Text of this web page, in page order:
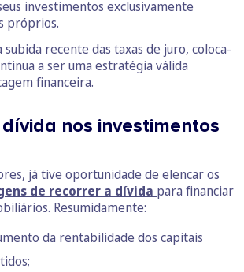
investimentos exclusivamente
próprios.
recente das taxas de juro, coloca-
a ser uma estratégia válida
financeira.
nos investimentos
já tive oportunidade de elencar os
de recorrer a dívida para financiar
Resumidamente:
da rentabilidade dos capitais